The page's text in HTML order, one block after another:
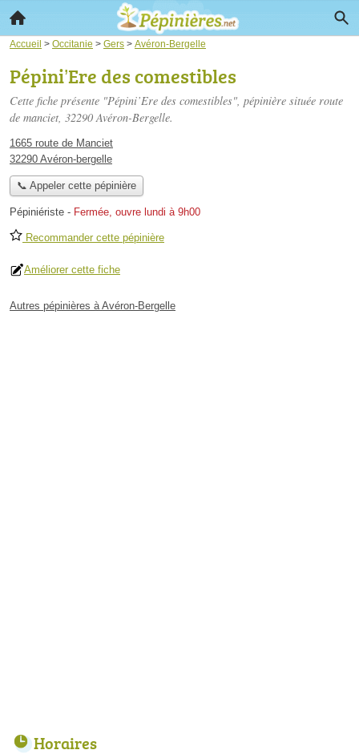
Accueil > Occitanie > Gers > Avéron-Bergelle
Pépini’Ere des comestibles
Cette fiche présente "Pépini’Ere des comestibles", pépinière située route
de manciet, 32290 Avéron-Bergelle.
1665 route de Manciet
32290 Avéron-bergelle
📞 Appeler cette pépinière
Pépiniériste - Fermée, ouvre lundi à 9h00
Recommander cette pépinière
Améliorer cette fiche
Autres pépinières à Avéron-Bergelle
Horaires